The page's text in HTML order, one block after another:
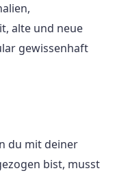
alte und neue
gewissenhaft
du mit deiner
bist, musst